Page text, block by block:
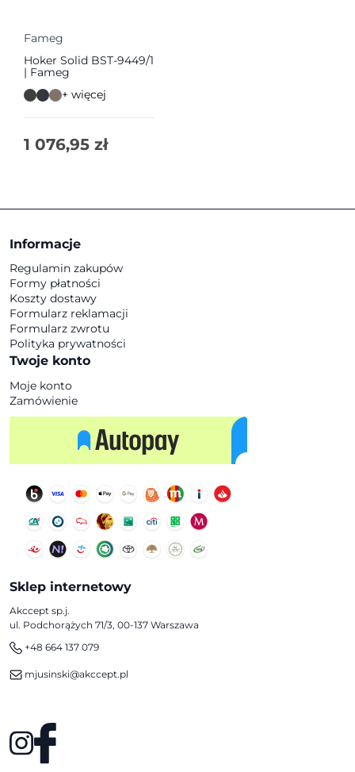
Fameg
Hoker Solid BST-9449/1
| Fameg
+ więcej
1 076,95 zł
Informacje
Regulamin zakupów
Formy płatności
Koszty dostawy
Formularz reklamacji
Formularz zwrotu
Polityka prywatności
Twoje konto
Moje konto
Zamówienie
Sklep internetowy
Akccept sp.j.
ul. Podchorążych 71/3, 00-137 Warszawa
+48 664 137 079
mjusinski@akccept.pl